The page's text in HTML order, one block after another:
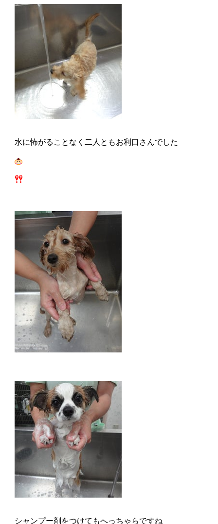
水に怖がることなく二人ともお利口さんでした
シャンプー剤をつけてもへっちゃらですね